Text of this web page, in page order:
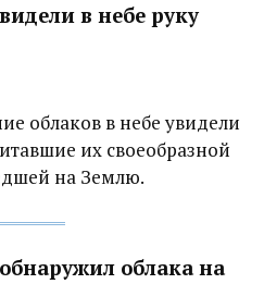
в небе руку
облаков в небе увидели
их своеобразной
на Землю.
облака на